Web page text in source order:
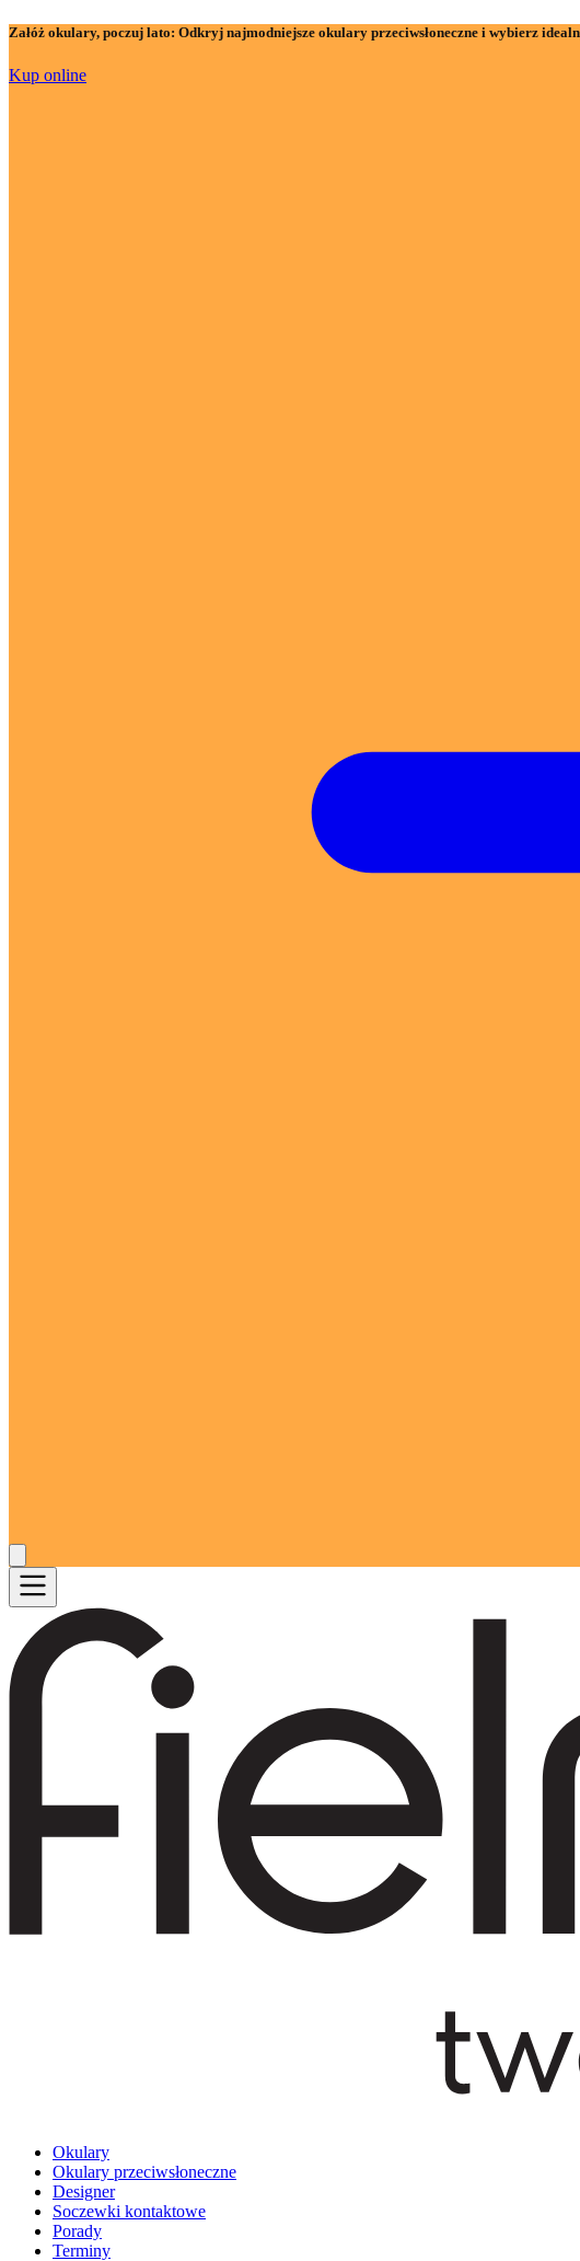
Załóż okulary, poczuj lato: Odkryj najmodniejsze okulary przeciwsłoneczne i wybierz
Kup online
Okulary
Okulary przeciwsłoneczne
Designer
Soczewki kontaktowe
Porady
Terminy